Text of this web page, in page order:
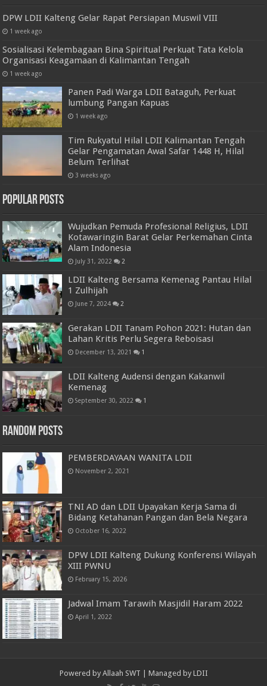
DPW LDII Kalteng Gelar Rapat Persiapan Muswil VIII
1 week ago
Sosialisasi Kelembagaan Bina Spiritual Perkuat Tata Kelola
Organisasi Keagamaan di Kalimantan Tengah
1 week ago
Panen Padi Warga LDII Bataguh, Perkuat
lumbung Pangan Kapuas
1 week ago
Tim Rukyatul Hilal LDII Kalimantan Tengah
Gelar Pengamatan Awal Safar 1448 H, Hilal
Belum Terlihat
3 weeks ago
Popular Posts
Wujudkan Pemuda Profesional Religius, LDII
Kotawaringin Barat Gelar Perkemahan Cinta
Alam Indonesia
July 31, 2022 2
LDII Kalteng Bersama Kemenag Pantau Hilal
1 Zulhijah
June 7, 2024 2
Gerakan LDII Tanam Pohon 2021: Hutan dan
Lahan Kritis Perlu Segera Reboisasi
December 13, 2021 1
LDII Kalteng Audensi dengan Kakanwil
Kemenag
September 30, 2022 1
Random Posts
PEMBERDAYAAN WANITA LDII
November 2, 2021
TNI AD dan LDII Upayakan Kerja Sama di
Bidang Ketahanan Pangan dan Bela Negara
October 16, 2022
DPW LDII Kalteng Dukung Konferensi Wilayah
XIII PWNU
February 15, 2026
Jadwal Imam Tarawih Masjidil Haram 2022
April 1, 2022
Powered by Allaah SWT | Managed by LDII